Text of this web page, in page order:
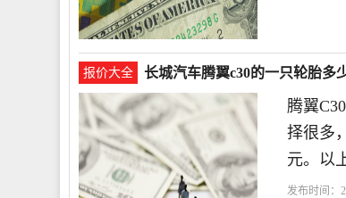
报价大全 长城汽车腾翼c30的一只轮胎多
腾翼
择很多
元。以
发布时间：